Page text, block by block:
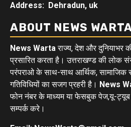
Address: Dehradun, uk
ABOUT NEWS
News Wartaराज्य, देश और दुनियाभर
प्रसारित करता है। उत्तराखण्ड की लोक
परंपराओ के साथ-साथ आर्थिक, सामाजिक
गतिविधियों का सजग प्रहरी है। News
फोन नंबर के माध्यम या फेसबुक पेज,यू-ट्यूब
सम्पर्क करे।